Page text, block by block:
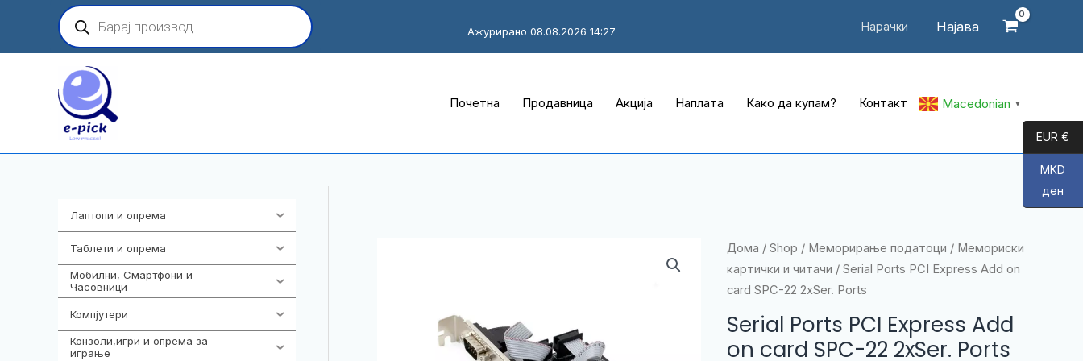
content
Products
search
Нарачки Најава
Ажурирано 08.08.2026 14:27
Почетна Продавница Акција Наплата Како да купам? Контакт Macedonian ▼
Лаптопи и опрема
Таблети и опрема
Мобилни, Смартфони и
Часовници
Компјутери
Конзоли,игри и опрема за
играње
Дома / Shop / Меморирање податоци / Мемориски
картички и читачи / Serial Ports PCI Express Add on
card SPC-22 2xSer. Ports
Serial Ports PCI Express Add
on card SPC-22 2xSer. Ports
EUR €
MKD
ден